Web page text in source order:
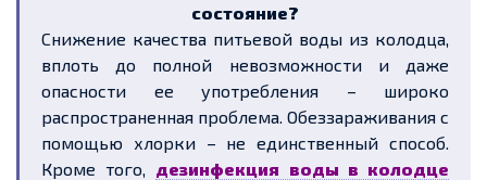
состояние?
Снижение качества питьевой воды из колодца,
вплоть до полной невозможности и даже
опасности ее употребления – широко
распространенная проблема. Обеззараживания с
помощью хлорки – не единственный способ.
Кроме того, дезинфекция воды в колодце